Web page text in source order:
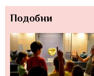
Подобни